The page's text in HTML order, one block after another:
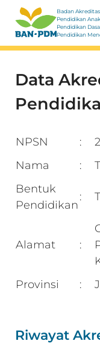
Badan
Pendidikan
Pendidikan
Pendidikan
Data
NPSN :
Nama
:
Bentuk
Pendidikan
:
Alamat :
Provinsi
:
Riwayat